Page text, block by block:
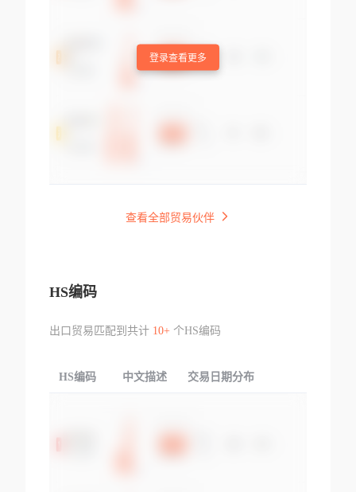
登录查看更多
查看全部贸易伙伴
HS编码
出口贸易匹配到共计 10+个HS编码
HS编码 中文描述 交易日期分布